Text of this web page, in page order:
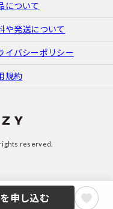
申し込む
について
や発送について
イバシーポリシー
規約
reserved.